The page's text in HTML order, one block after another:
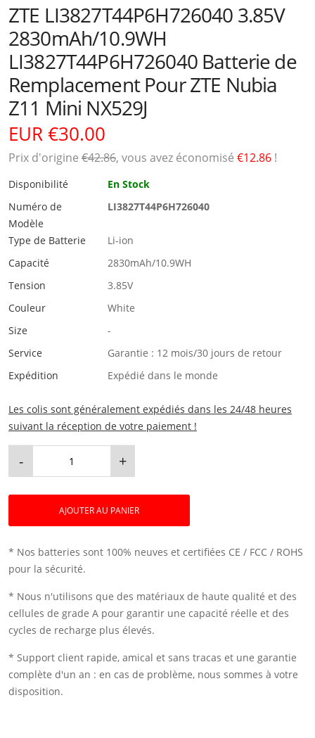
ZTE LI3827T44P6H726040 3.85V
2830mAh/10.9WH
LI3827T44P6H726040 Batterie de
Remplacement Pour ZTE Nubia
Z11 Mini NX529J
EUR €30.00
Prix ​​d'origine €42.86, vous avez économisé €12.86 !
Disponibilité
En Stock
Numéro de
Modèle
LI3827T44P6H726040
Type de Batterie
Li-ion
Capacité
2830mAh/10.9WH
Tension
3.85V
Couleur
White
Size
-
Service
Garantie : 12 mois/30 jours de retour
Expédition
Expédié dans le monde
Les colis sont généralement expédiés dans les 24/48 heures
suivant la réception de votre paiement !
- +
AJOUTER AU PANIER
* Nos batteries sont 100% neuves et certifiées CE / FCC / ROHS
pour la sécurité.
* Nous n'utilisons que des matériaux de haute qualité et des
cellules de grade A pour garantir une capacité réelle et des
cycles de recharge plus élevés.
* Support client rapide, amical et sans tracas et une garantie
complète d'un an : en cas de problème, nous sommes à votre
disposition.